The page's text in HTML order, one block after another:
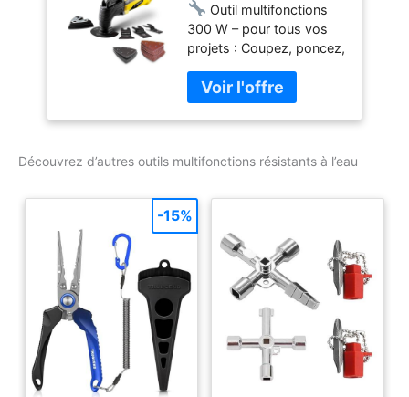
transport robuste
Outil multifonctions
300 W – pour tous vos
projets : Coupez, poncez,
sans effort : le PMTS 10-
230V est un outil
universel pour les
Idéal pour travailler le
carrelage ou le plâtre 🛠
Changements
d’accessoires rapides et
sans clé : Grâce au
système de serrage
rapide, vous changez
d’outil en quelques
secondes sans utiliser
d’outil supplémentaire. Le
support 12 positions
Découvrez d’autres outils multifonctions résistants à l’eau
-15%